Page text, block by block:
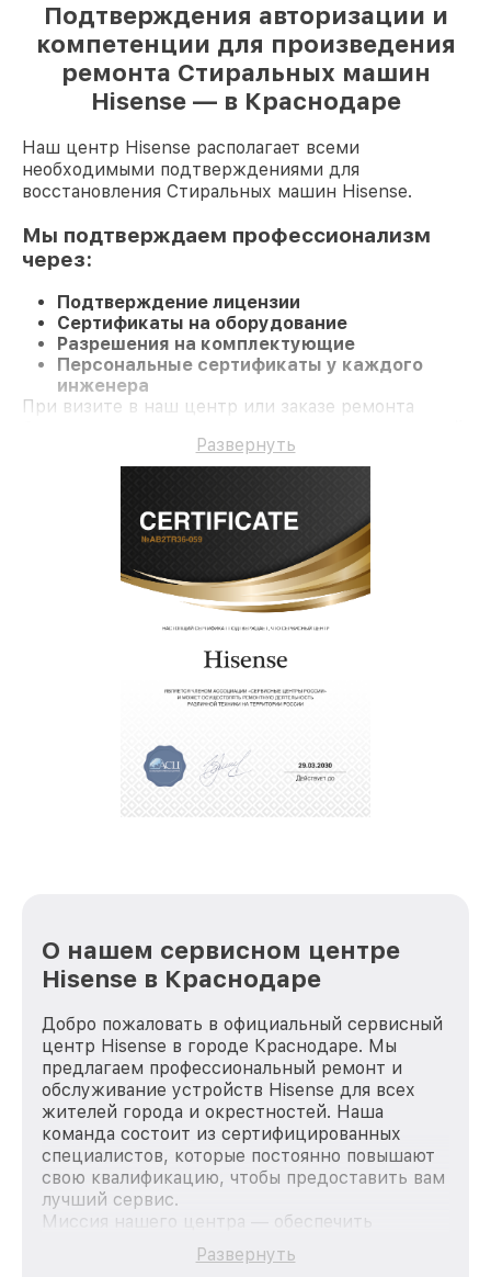
Подтверждения авторизации и
компетенции для произведения
ремонта Стиральных машин
Hisense — в Краснодаре
Наш центр Hisense располагает всеми
необходимыми подтверждениями для
восстановления Стиральных машин Hisense.
Мы подтверждаем профессионализм
через:
Подтверждение лицензии
Сертификаты на оборудование
Разрешения на комплектующие
Персональные сертификаты у каждого
инженера
При визите в наш центр или заказе ремонта
ремонт и долгосрочную гарантию на ремонт и
Развернуть
О нашем сервисном центре
Hisense в Краснодаре
Добро пожаловать в официальный сервисный
центр Hisense в городе Краснодаре. Мы
предлагаем профессиональный ремонт и
обслуживание устройств Hisense для всех
жителей города и окрестностей. Наша
команда состоит из сертифицированных
специалистов, которые постоянно повышают
свою квалификацию, чтобы предоставить вам
лучший сервис.
Миссия нашего центра — обеспечить
качественный и доступный ремонт для
каждого пользователя продукции Hisense,
Развернуть